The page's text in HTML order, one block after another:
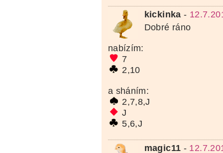
kickinka -
Dobré ráno
nabízím:
7
2,10
a sháním:
2,7,8,J
J
5,6,J
magic11 -